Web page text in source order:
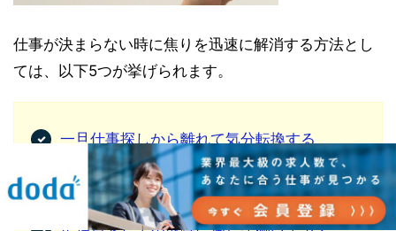
仕事が決まらない時に焦りを迅速に解消する方法とし
ては、以下5つが挙げられます。
一旦仕事探しから離れて気分転換する
信頼している人に相談してみる
必要な資格やスキルを習得する